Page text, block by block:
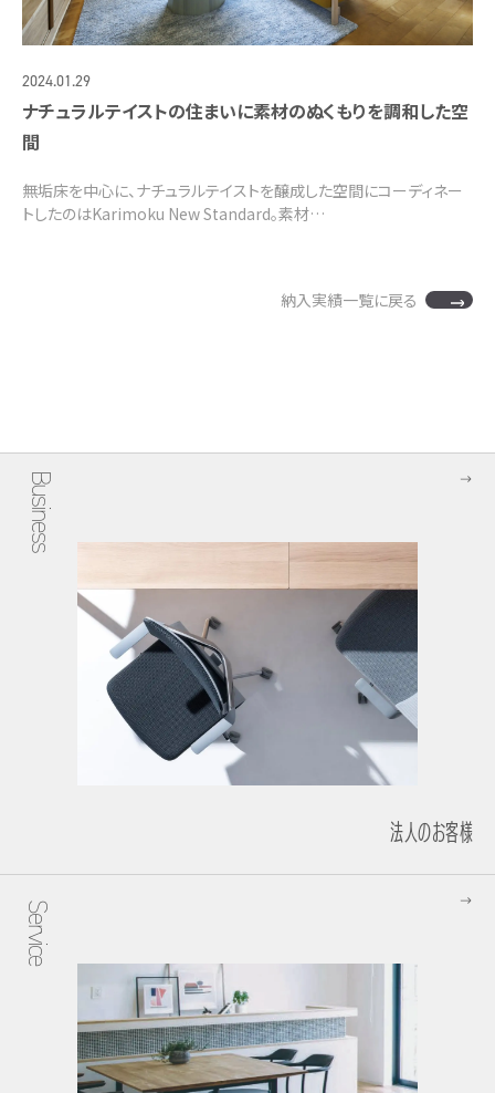
2024.01.29
ナチュラルテイストの住まいに素材のぬくもりを調和した空
間
無垢床を中心に、ナチュラルテイストを醸成した空間にコーディネー
トしたのはKarimoku New Standard。素材…
納入実績一覧に戻る
Business
法人のお客様
Service